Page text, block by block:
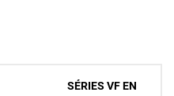
SÉRIES VF EN